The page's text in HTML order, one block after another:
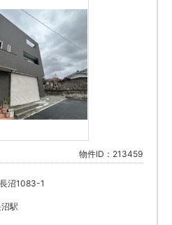
物件ID：213459
沼1083-1
駅